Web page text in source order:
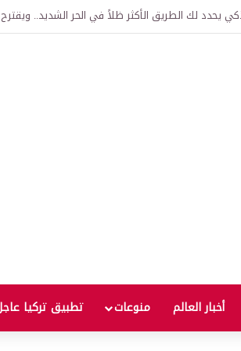
توقعان اتفاقية لإنشاء “الجامعة السورية
أخبار العالم منوعات تطبيق تركيا